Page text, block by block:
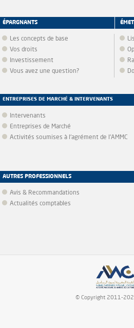
ÉPARGNANTS
Les concepts de base
Vos droits
Investissement
Vous avez une question?
ENTREPRISES DE MARCHÉ & INTERVENANTS
Intervenants
Entreprises de Marché
Activités soumises à l'agrément de l'AMMC
AUTRES PROFESSIONNELS
Avis & Recommandations
Actualités comptables
© Copyright 2011-